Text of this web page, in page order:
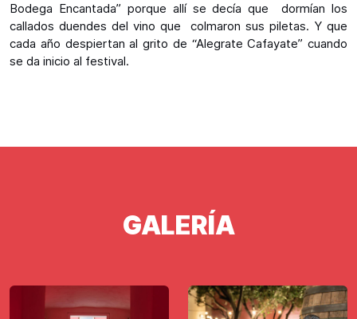
Bodega Encantada” porque allí se decía que dormían los
callados duendes del vino que colmaron sus piletas. Y que
cada año despiertan al grito de “Alegrate Cafayate” cuando
se da inicio al festival.
GALERÍA